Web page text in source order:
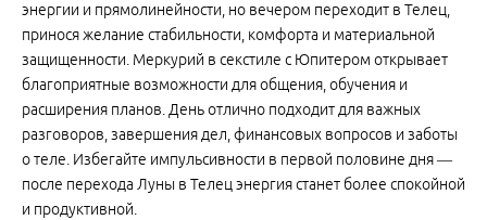
энергии и прямолинейности, но вечером переходит в Телец,
принося желание стабильности, комфорта и материальной
защищенности. Меркурий в секстиле с Юпитером открывает
благоприятные возможности для общения, обучения и
расширения планов. День отлично подходит для важных
разговоров, завершения дел, финансовых вопросов и заботы
о теле. Избегайте импульсивности в первой половине дня —
после перехода Луны в Телец энергия станет более спокойной
и продуктивной.